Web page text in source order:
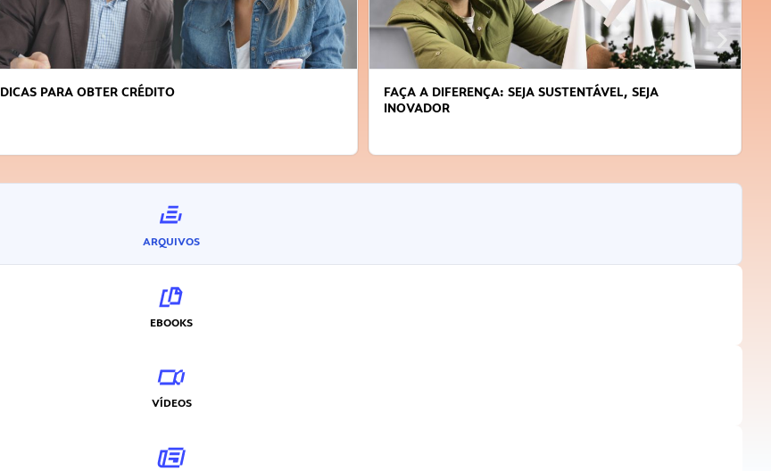
DICAS PARA OBTER CRÉDITO
FAÇA A DIFERENÇA: SEJA SUSTENTÁVEL, SEJA
INOVADOR
ARQUIVOS
EBOOKS
VÍDEOS